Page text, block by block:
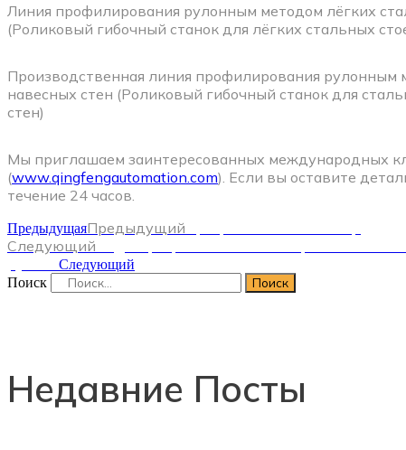
Линия профилирования рулонным методом лёгких
(Роликовый гибочный станок для лёгких стальных
Производственная линия профилирования рулонным
навесных стен (Роликовый гибочный станок для
стен)
Мы приглашаем заинтересованных международных
(www.qingfengautomation.com). Если вы оставите
течение 24 часов.
ПредыдущаяПредыдущий
Следующий
Следующий
Поиск
Поиск
Недавние Посты